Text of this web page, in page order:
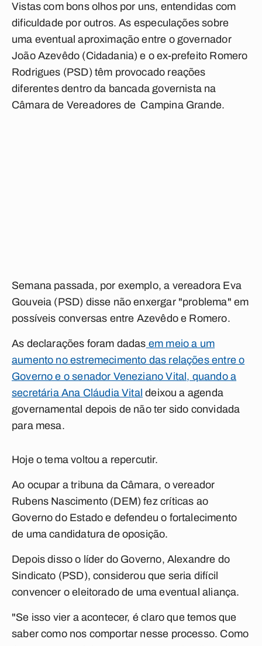
Vistas com bons olhos por uns, entendidas com
dificuldade por outros. As especulações sobre
uma eventual aproximação entre o governador
João Azevêdo (Cidadania) e o ex-prefeito Romero
Rodrigues (PSD) têm provocado reações
diferentes dentro da bancada governista na
Câmara de Vereadores de Campina Grande.
Semana passada, por exemplo, a vereadora Eva
Gouveia (PSD) disse não enxergar "problema" em
possíveis conversas entre Azevêdo e Romero.
As declarações foram dadas em meio a um
aumento no estremecimento das relações entre o
Governo e o senador Veneziano Vital, quando a
secretária Ana Cláudia Vital deixou a agenda
governamental depois de não ter sido convidada
para mesa.
Hoje o tema voltou a repercutir.
Ao ocupar a tribuna da Câmara, o vereador
Rubens Nascimento (DEM) fez críticas ao
Governo do Estado e defendeu o fortalecimento
de uma candidatura de oposição.
Depois disso o líder do Governo, Alexandre do
Sindicato (PSD), considerou que seria difícil
convencer o eleitorado de uma eventual aliança.
"Se isso vier a acontecer, é claro que temos que
saber como nos comportar nesse processo. Como